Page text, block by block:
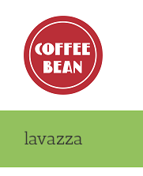
content
lavazza